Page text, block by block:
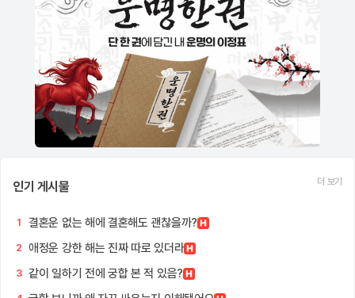
인기 게시물 더 보기
1 결혼운 없는 해에 결혼해도 괜찮을까?
2 애정운 강한 해는 진짜 따로 있더라
3 같이 일하기 전에 궁합 본 적 있음?